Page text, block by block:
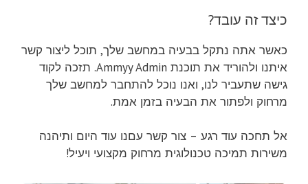
כיצד זה עובד?
כאשר אתה נתקל בבעיה במחשב שלך, תוכל ליצור קשר
איתנו ולהוריד את תוכנת Ammyy Admin. תזכה לקוד
גישה שתעביר לנו, ואנו נוכל להתחבר למחשב שלך
מרחוק ולפתור את הבעיה בזמן אמת.
אל תחכה עוד רגע – צור קשר עםנו עוד היום ותיהנה
משירות תמיכה טכנולוגית מרחוק מקצועי ויעיל!